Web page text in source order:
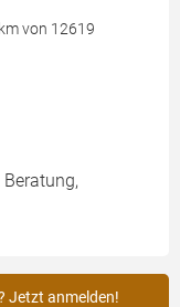
von 12619
Jetzt anmelden!